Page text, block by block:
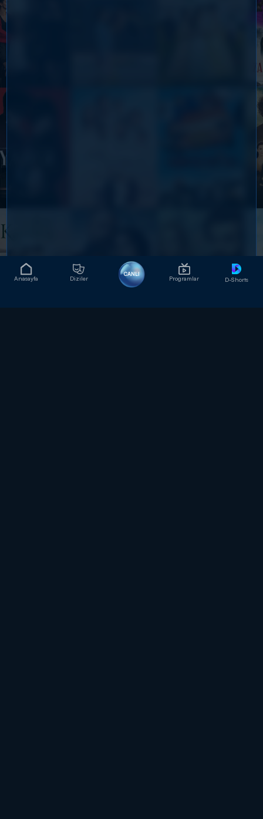
Anasayfa Diziler
CANLI
Programlar D-Shorts